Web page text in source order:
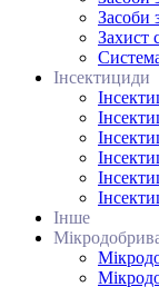
Засоби
Захист
Інсектициди
Інше